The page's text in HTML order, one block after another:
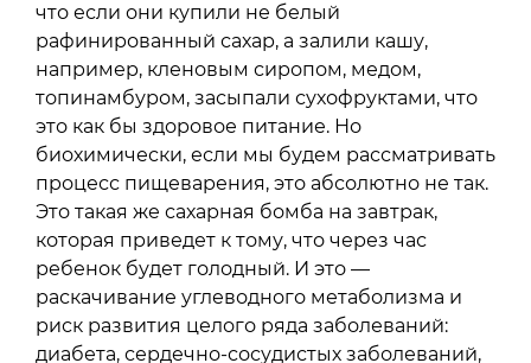
что если они купили не белый
рафинированный сахар, а залили кашу,
например, кленовым сиропом, медом,
топинамбуром, засыпали сухофруктами, что
это как бы здоровое питание. Но
биохимически, если мы будем рассматривать
процесс пищеварения, это абсолютно не так.
Это такая же сахарная бомба на завтрак,
которая приведет к тому, что через час
ребенок будет голодный. И это —
раскачивание углеводного метаболизма и
риск развития целого ряда заболеваний:
диабета, сердечно-сосудистых заболеваний,